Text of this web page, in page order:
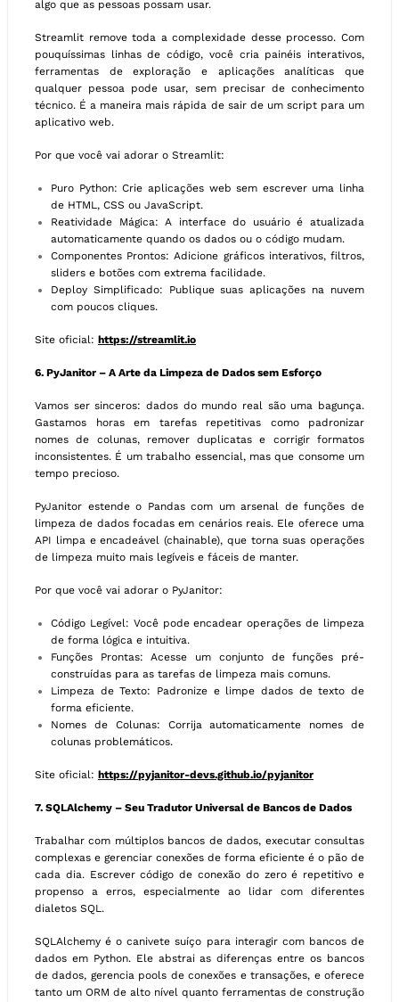
algo que as pessoas possam usar.
Streamlit remove toda a complexidade desse processo. Com
pouquíssimas linhas de código, você cria painéis interativos,
ferramentas de exploração e aplicações analíticas que
qualquer pessoa pode usar, sem precisar de conhecimento
técnico. É a maneira mais rápida de sair de um script para um
aplicativo web.
Por que você vai adorar o Streamlit:
Puro Python: Crie aplicações web sem escrever uma linha
de HTML, CSS ou JavaScript.
Reatividade Mágica: A interface do usuário é atualizada
automaticamente quando os dados ou o código mudam.
Componentes Prontos: Adicione gráficos interativos, filtros,
sliders e botões com extrema facilidade.
Deploy Simplificado: Publique suas aplicações na nuvem
com poucos cliques.
Site oficial: https://streamlit.io
6. PyJanitor – A Arte da Limpeza de Dados sem Esforço
Vamos ser sinceros: dados do mundo real são uma bagunça.
Gastamos horas em tarefas repetitivas como padronizar
nomes de colunas, remover duplicatas e corrigir formatos
inconsistentes. É um trabalho essencial, mas que consome um
tempo precioso.
PyJanitor estende o Pandas com um arsenal de funções de
limpeza de dados focadas em cenários reais. Ele oferece uma
API limpa e encadeável (chainable), que torna suas operações
de limpeza muito mais legíveis e fáceis de manter.
Por que você vai adorar o PyJanitor:
Código Legível: Você pode encadear operações de limpeza
de forma lógica e intuitiva.
Funções Prontas: Acesse um conjunto de funções pré-
construídas para as tarefas de limpeza mais comuns.
Limpeza de Texto: Padronize e limpe dados de texto de
forma eficiente.
Nomes de Colunas: Corrija automaticamente nomes de
colunas problemáticos.
Site oficial: https://pyjanitor-devs.github.io/pyjanitor
7. SQLAlchemy – Seu Tradutor Universal de Bancos de Dados
Trabalhar com múltiplos bancos de dados, executar consultas
complexas e gerenciar conexões de forma eficiente é o pão de
cada dia. Escrever código de conexão do zero é repetitivo e
propenso a erros, especialmente ao lidar com diferentes
dialetos SQL.
SQLAlchemy é o canivete suíço para interagir com bancos de
dados em Python. Ele abstrai as diferenças entre os bancos
de dados, gerencia pools de conexões e transações, e oferece
tanto um ORM de alto nível quanto ferramentas de construção